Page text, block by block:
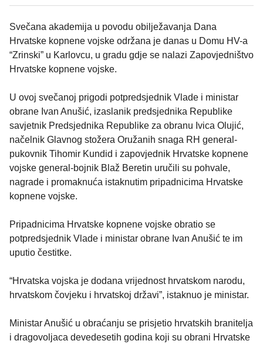
Svečana akademija u povodu obilježavanja Dana
Hrvatske kopnene vojske održana je danas u Domu HV-a
“Zrinski” u Karlovcu, u gradu gdje se nalazi Zapovjedništvo
Hrvatske kopnene vojske.
U ovoj svečanoj prigodi potpredsjednik Vlade i ministar
obrane Ivan Anušić, izaslanik predsjednika Republike
savjetnik Predsjednika Republike za obranu Ivica Olujić,
načelnik Glavnog stožera Oružanih snaga RH general-
pukovnik Tihomir Kundid i zapovjednik Hrvatske kopnene
vojske general-bojnik Blaž Beretin uručili su pohvale,
nagrade i promaknuća istaknutim pripadnicima Hrvatske
kopnene vojske.
Pripadnicima Hrvatske kopnene vojske obratio se
potpredsjednik Vlade i ministar obrane Ivan Anušić te im
uputio čestitke.
“Hrvatska vojska je dodana vrijednost hrvatskom narodu,
hrvatskom čovjeku i hrvatskoj državi”, istaknuo je ministar.
Ministar Anušić u obraćanju se prisjetio hrvatskih branitelja
i dragovoljaca devedesetih godina koji su obrani Hrvatske